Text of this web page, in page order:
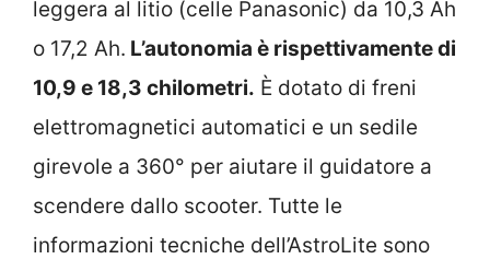
leggera al litio (celle Panasonic) da 10,3 Ah
o 17,2 Ah. L’autonomia è rispettivamente di
10,9 e 18,3 chilometri. È dotato di freni
elettromagnetici automatici e un sedile
girevole a 360° per aiutare il guidatore a
scendere dallo scooter. Tutte le
informazioni tecniche dell’AstroLite sono